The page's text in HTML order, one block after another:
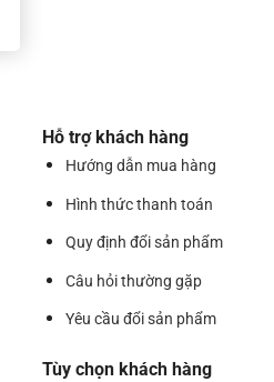
Hỗ trợ khách hàng
Hướng dẫn mua hàng
Hình thức thanh toán
Quy định đổi sản phẩm
Câu hỏi thường gặp
Yêu cầu đổi sản phẩm
Tùy chọn khách hàng